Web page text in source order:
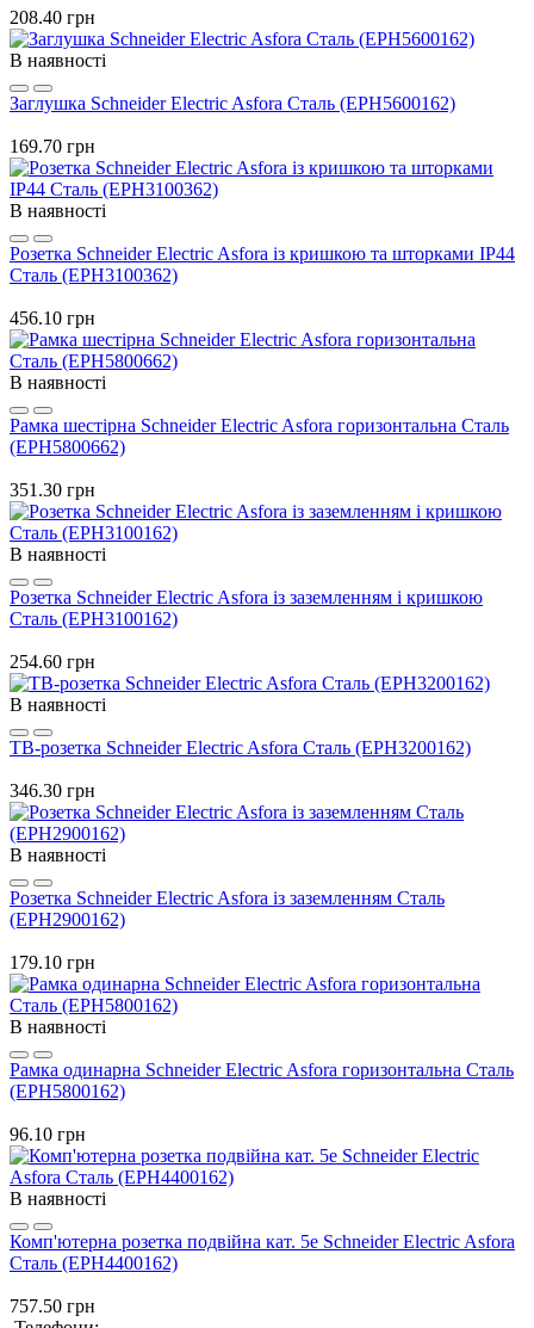
208.40 грн
В наявності
Заглушка Schneider Electric Asfora Сталь (EPH5600162)
169.70 грн
В наявності
Розетка Schneider Electric Asfora із кришкою та шторками IP44
Сталь (EPH3100362)
456.10 грн
В наявності
Рамка шестірна Schneider Electric Asfora горизонтальна Сталь
(EPH5800662)
351.30 грн
В наявності
Розетка Schneider Electric Asfora із заземленням і кришкою
Сталь (EPH3100162)
254.60 грн
В наявності
ТВ-розетка Schneider Electric Asfora Сталь (EPH3200162)
346.30 грн
В наявності
Розетка Schneider Electric Asfora із заземленням Сталь
(EPH2900162)
179.10 грн
В наявності
Рамка одинарна Schneider Electric Asfora горизонтальна Сталь
(EPH5800162)
96.10 грн
В наявності
Комп'ютерна розетка подвійна кат. 5e Schneider Electric Asfora
Сталь (EPH4400162)
757.50 грн